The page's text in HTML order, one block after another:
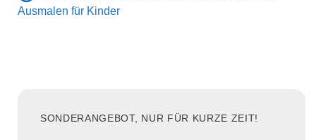
Ausmalen für Kinder
SONDERANGEBOT, NUR FÜR KURZE ZEIT!